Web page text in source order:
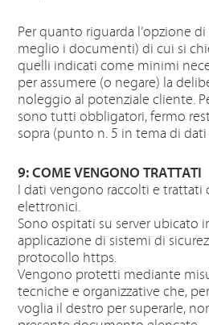
Per quanto riguarda l’opzione
meglio i documenti) di cui si
quelli indicati come minimi
per assumere (o negare) la
noleggio al potenziale cliente.
sono tutti obbligatori, fermo
sopra (punto n. 5 in tema di
9: COME VENGONO TRATTATI
I dati vengono raccolti e trattati
elettronici.
Sono ospitati su server ubicato
applicazione di sistemi di
protocollo https.
Vengono protetti mediante
tecniche e organizzative che,
voglia il destro per superarle,